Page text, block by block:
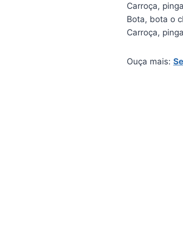
Carroça,
Bota, bota o
Carroça,
Ouça mais: